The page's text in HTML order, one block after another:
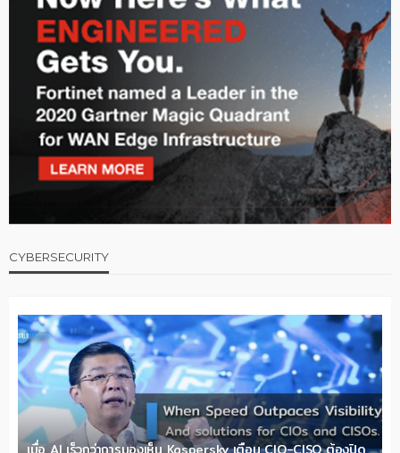
CYBERSECURITY